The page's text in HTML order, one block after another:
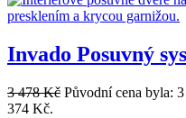
Invado Posuvný
3 478Kč Původní cena byla:
374 Kč.